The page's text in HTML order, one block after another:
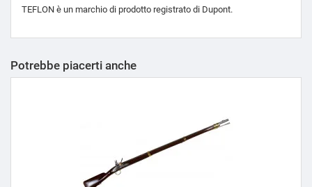
TEFLON è un marchio di prodotto registrato di Dupont.
Potrebbe piacerti anche